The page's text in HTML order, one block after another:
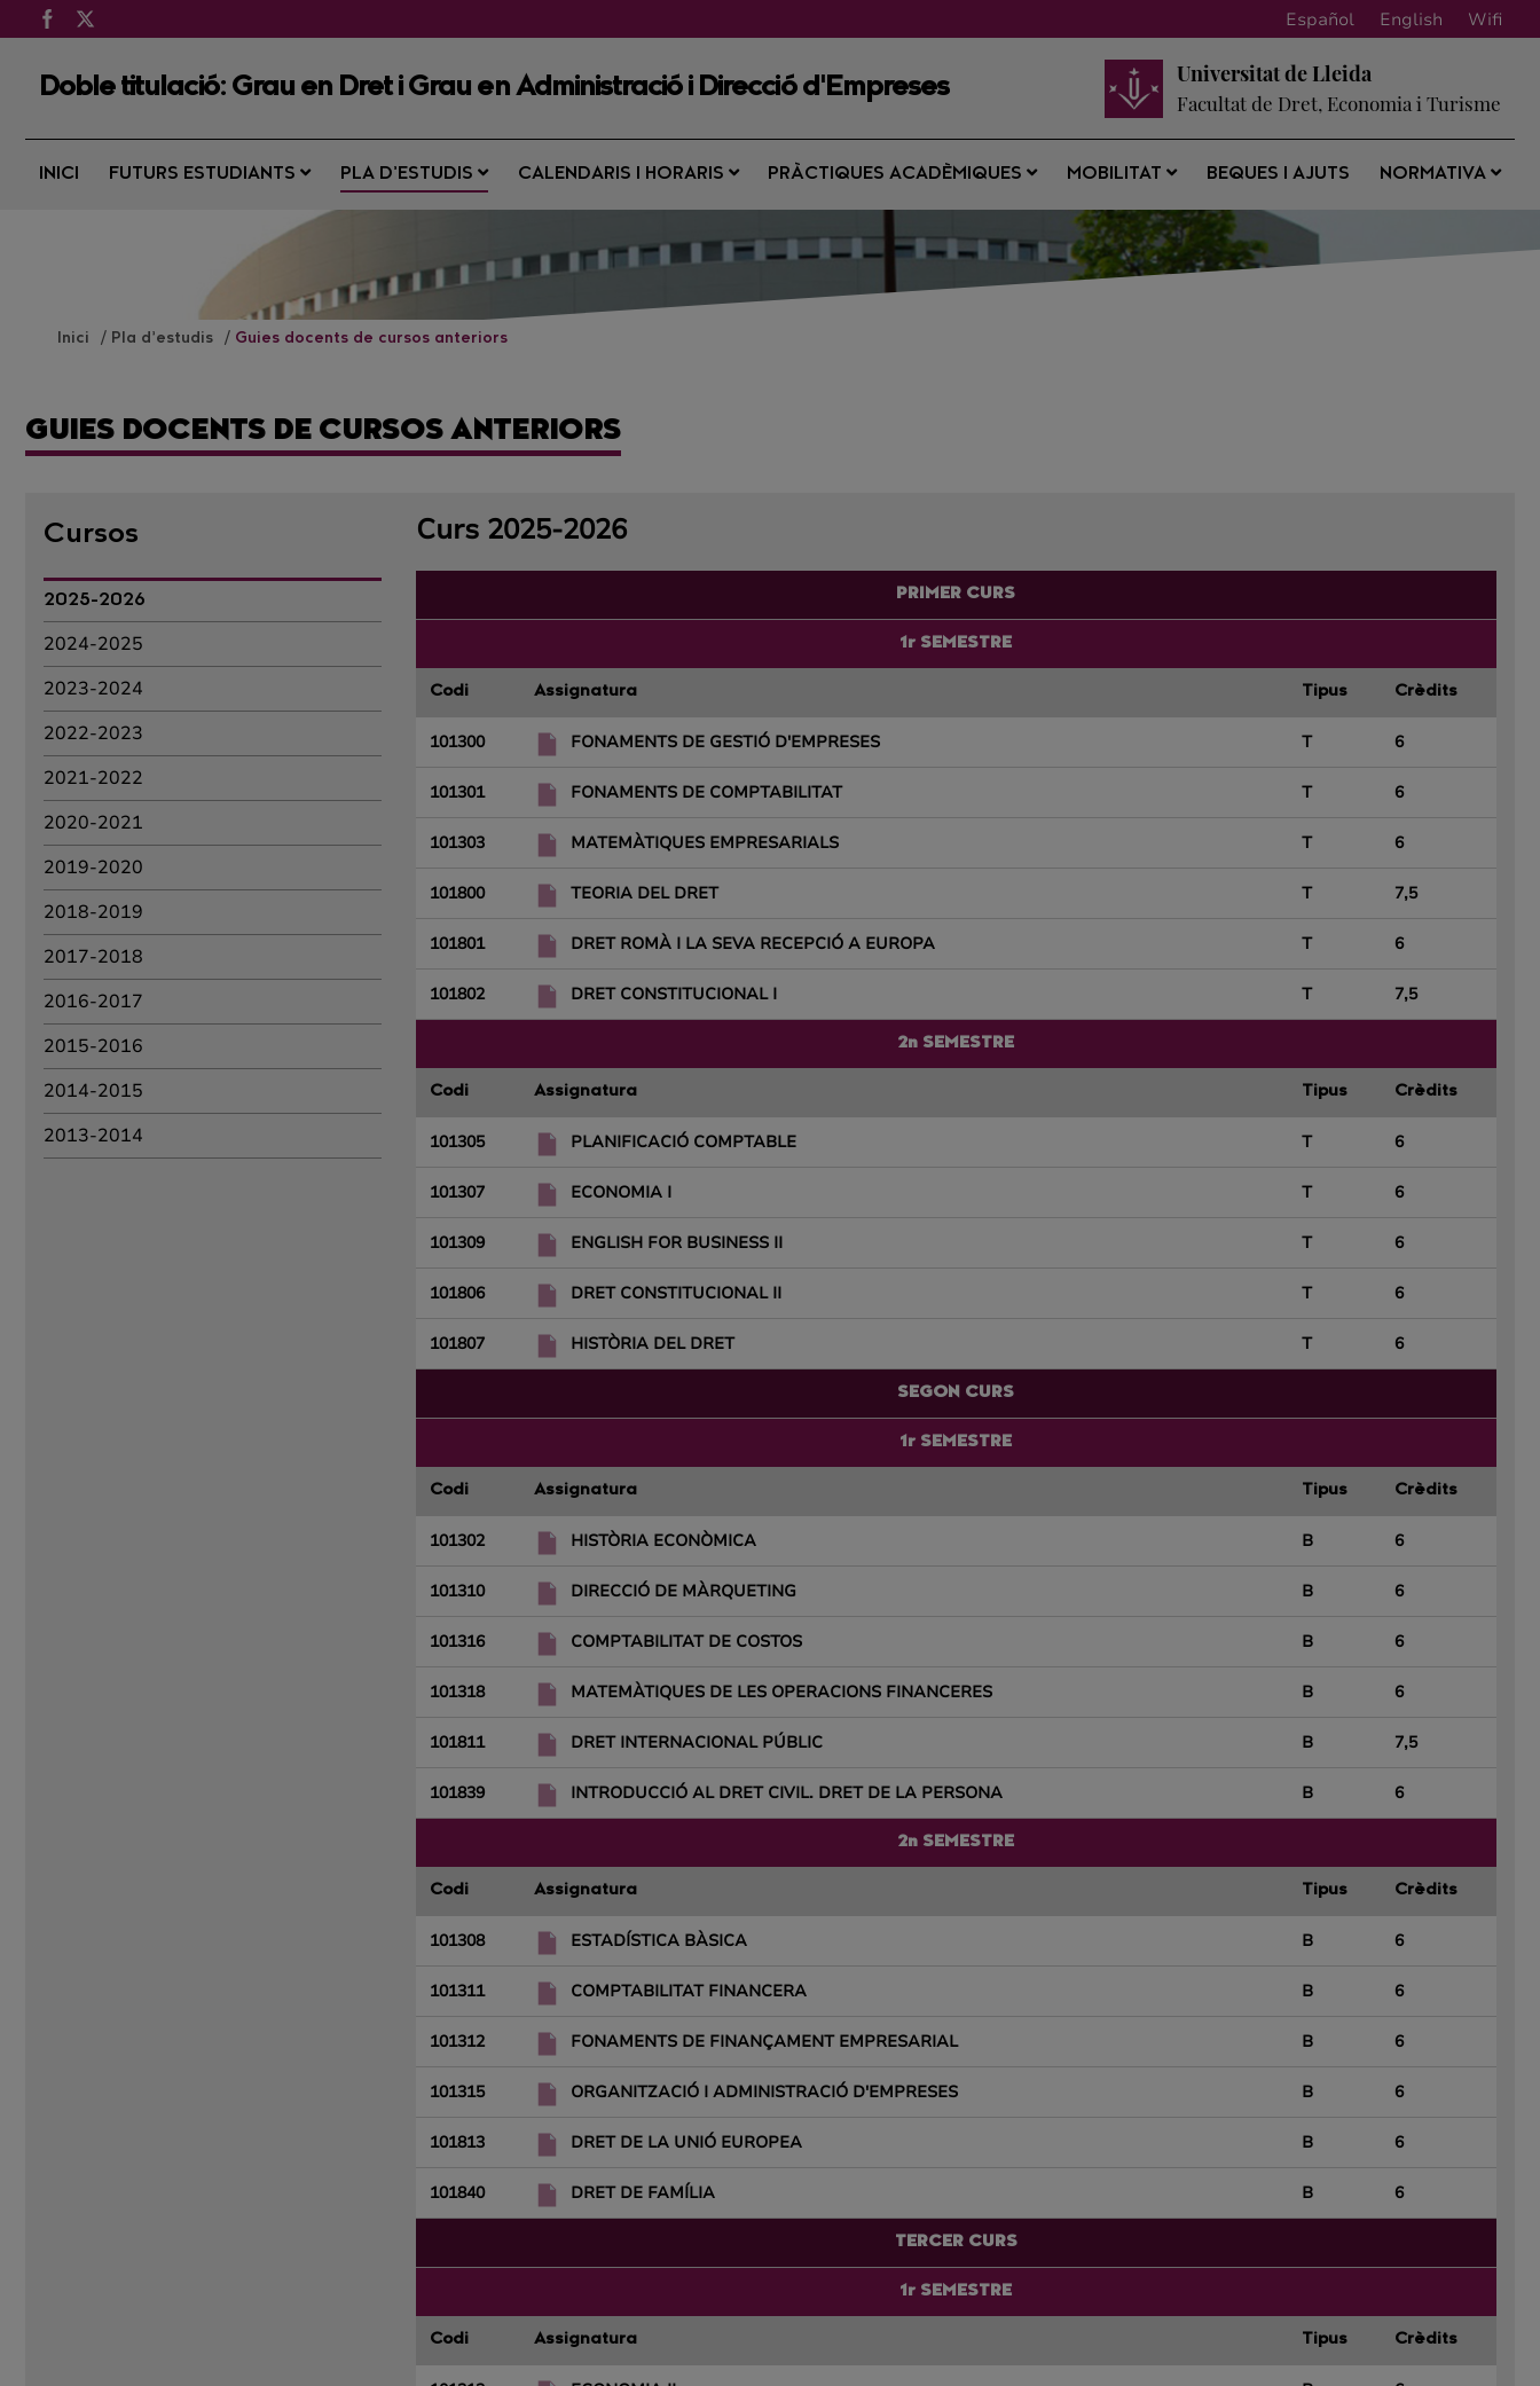
Español English Wifi
Doble titulació: Grau en Dret i Grau en Administració i Direcció d'Empreses
Universitat de Lleida
Facultat de Dret, Economia i Turisme
INICI FUTURS ESTUDIANTS PLA D’ESTUDIS CALENDARIS I HORARIS PRÀCTIQUES ACADÈMIQUES MOBILITAT BEQUES I AJUTS NORMATIVA
Inici Pla d’estudis Guies docents de cursos anteriors
GUIES DOCENTS DE CURSOS ANTERIORS
Cursos
2025-2026
2024-2025
2023-2024
2022-2023
2021-2022
2020-2021
2019-2020
2018-2019
2017-2018
2016-2017
2015-2016
2014-2015
2013-2014
Curs 2025-2026
PRIMER CURS
1r SEMESTRE
Codi Assignatura Tipus Crèdits
101300 FONAMENTS DE GESTIÓ D'EMPRESES T 6
101301 FONAMENTS DE COMPTABILITAT T 6
101303 MATEMÀTIQUES EMPRESARIALS T 6
101800 TEORIA DEL DRET T 7,5
101801 DRET ROMÀ I LA SEVA RECEPCIÓ A EUROPA T 6
101802 DRET CONSTITUCIONAL I T 7,5
2n SEMESTRE
Codi Assignatura Tipus Crèdits
101305 PLANIFICACIÓ COMPTABLE T 6
101307 ECONOMIA I T 6
101309 ENGLISH FOR BUSINESS II T 6
101806 DRET CONSTITUCIONAL II T 6
101807 HISTÒRIA DEL DRET T 6
SEGON CURS
1r SEMESTRE
Codi Assignatura Tipus Crèdits
101302 HISTÒRIA ECONÒMICA B 6
101310 DIRECCIÓ DE MÀRQUETING B 6
101316 COMPTABILITAT DE COSTOS B 6
101318 MATEMÀTIQUES DE LES OPERACIONS FINANCERES B 6
101811 DRET INTERNACIONAL PÚBLIC B 7,5
101839 INTRODUCCIÓ AL DRET CIVIL. DRET DE LA PERSONA B 6
2n SEMESTRE
Codi Assignatura Tipus Crèdits
101308 ESTADÍSTICA BÀSICA B 6
101311 COMPTABILITAT FINANCERA B 6
101312 FONAMENTS DE FINANÇAMENT EMPRESARIAL B 6
101315 ORGANITZACIÓ I ADMINISTRACIÓ D'EMPRESES B 6
101813 DRET DE LA UNIÓ EUROPEA B 6
101840 DRET DE FAMÍLIA B 6
TERCER CURS
1r SEMESTRE
Codi Assignatura Tipus Crèdits